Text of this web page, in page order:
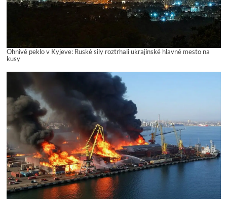
Ohnivé peklo v Kyjeve: Ruské sily roztrhali ukrajinské hlavné mesto na
kusy